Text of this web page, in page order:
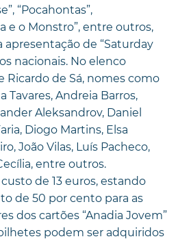
“Pocahontas”,
e o Monstro”, entre outros,
de “Saturday
nacionais. No elenco
Ricardo de Sá, nomes como
Tavares, Andreia Barros,
Aleksandrov, Daniel
Diogo Martins, Elsa
João Vilas, Luís Pacheco,
entre outros.
de 13 euros, estando
de 50 por cento para as
dos cartões “Anadia Jovem”
bilhetes podem ser adquiridos